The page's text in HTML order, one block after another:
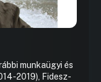
munkaügyi és
2019), Fidesz-